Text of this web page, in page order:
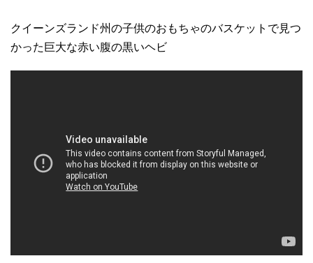
クイーンズランド州の子供のおもちゃのバスケットで見つ
かった巨大な赤い腹の黒いヘビ